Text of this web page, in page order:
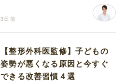
3日前
【整形外科医監修】子どもの
姿勢が悪くなる原因と今すぐ
できる改善習慣４選